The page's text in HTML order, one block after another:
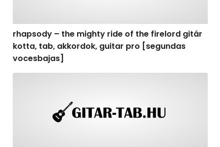
rhapsody – the mighty ride of the firelord gitár
kotta, tab, akkordok, guitar pro [segundas
vocesbajas]